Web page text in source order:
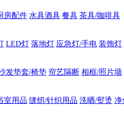
房配件 水具酒具 餐具 茶具/咖啡具
LED灯 落地灯 应急灯/手电 装饰灯
发垫套/椅垫 帘艺隔断 相框/照片墙
室用品 缝纫/针织用品 洗晒/熨烫 净